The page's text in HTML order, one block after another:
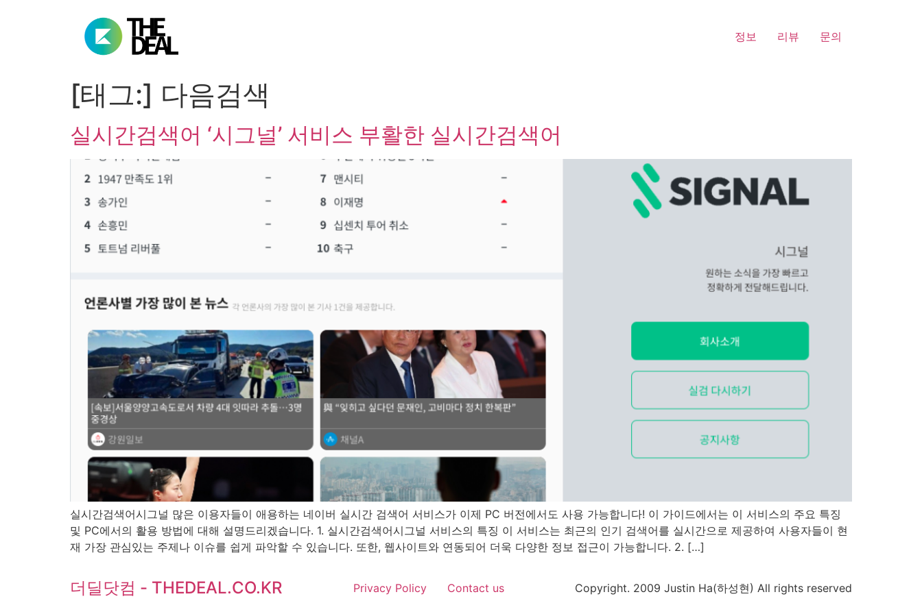
정보 리뷰 문의
[태그:] 다음검색
실시간검색어 ‘시그널’ 서비스 부활한 실시간검색어
실시간검색어시그널 많은 이용자들이 애용하는 네이버 실시간 검색어 서비스가 이제 PC 버전에서도 사용 가능합니다! 이 가이드에서는 이 서비스의 주요 특징
및 PC에서의 활용 방법에 대해 설명드리겠습니다. 1. 실시간검색어시그널 서비스의 특징 이 서비스는 최근의 인기 검색어를 실시간으로 제공하여 사용자들이 현
재 가장 관심있는 주제나 이슈를 쉽게 파악할 수 있습니다. 또한, 웹사이트와 연동되어 더욱 다양한 정보 접근이 가능합니다. 2. […]
더딜닷컴 - THEDEAL.CO.KR Privacy Policy Contact us Copyright. 2009 Justin Ha(하성현) All rights reserved